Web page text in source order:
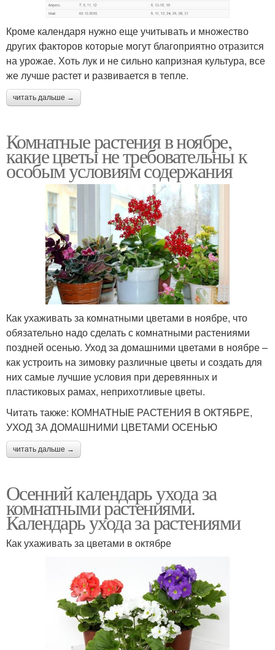
Кроме календаря нужно еще учитывать и множество
других факторов которые могут благоприятно отразится
на урожае. Хоть лук и не сильно капризная культура, все
же лучше растет и развивается в тепле.
читать дальше →
Комнатные растения в ноябре,
какие цветы не требовательны к
особым условиям содержания
Как ухаживать за комнатными цветами в ноябре, что
обязательно надо сделать с комнатными растениями
поздней осенью. Уход за домашними цветами в ноябре –
как устроить на зимовку различные цветы и создать для
них самые лучшие условия при деревянных и
пластиковых рамах, неприхотливые цветы.
Читать также: КОМНАТНЫЕ РАСТЕНИЯ В ОКТЯБРЕ,
УХОД ЗА ДОМАШНИМИ ЦВЕТАМИ ОСЕНЬЮ
читать дальше →
Осенний календарь ухода за
комнатными растениями.
Календарь ухода за растениями
Как ухаживать за цветами в октябре